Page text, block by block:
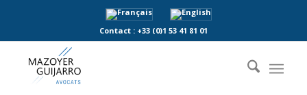
Contact : +33 (0)1 53 41 81 01